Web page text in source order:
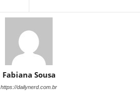
Fabiana Sousa
https://dailynerd.com.br